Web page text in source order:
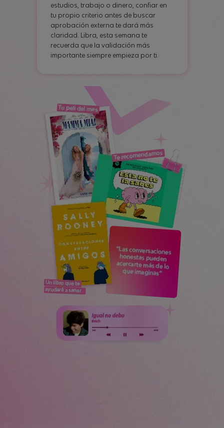
estudios, trabajo o dinero, confiar en
tu propio criterio antes de buscar
aprobación externa te dará más
claridad. Libra, esta semana te
recuerda que la validación más
importante siempre empieza por ti.